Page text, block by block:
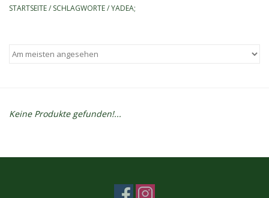
Camping/Outdoor
Kontakt
STARTSEITE/ SCHLAGWORTE/YADEA;
Keine Produkte gefunden!...